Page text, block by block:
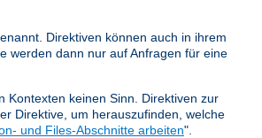
Direktiven können auch in ihrem
werden dann nur auf Anfragen für eine
Kontexten keinen Sinn. Direktiven zur
Direktive, um herauszufinden, welche
und Files-Abschnitte arbeiten".